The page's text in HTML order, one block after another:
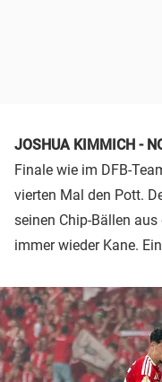
JOSHUA KIMMICH -
Finale wie im DFB-
vierten Mal den Pott.
seinen Chip-Bällen
immer wieder Kane.